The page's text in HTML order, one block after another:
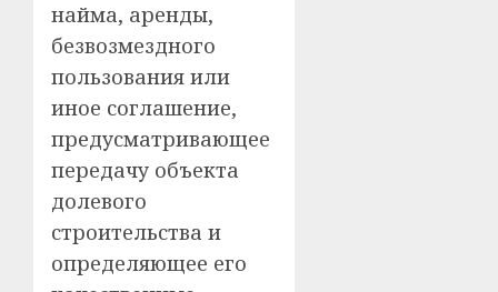
найма, аренды,
безвозмездного
пользования или
иное соглашение,
предусматривающее
передачу объекта
долевого
строительства и
определяющее его